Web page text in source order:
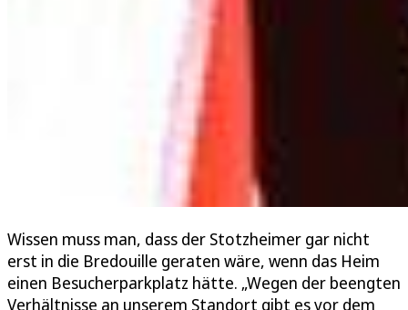
Wissen muss man, dass der Stotzheimer gar nicht
erst in die Bredouille geraten wäre, wenn das Heim
einen Besucherparkplatz hätte. „Wegen der beengten
Verhältnisse an unserem Standort gibt es vor dem